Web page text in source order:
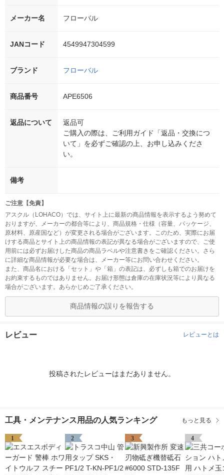
メーカー名 フローバル
JANコード 4549947304599
ブランド フローバル
商品番号 APE6506
返品について
返品可
ご購入の際は、ご利用ガイド「返品・交換につ
いて」を必ずご確認の上、お申し込みくださ
い。
備考
ご注意【免責】
アスクル（LOHACO）では、サイト上に最新の商品情報を表示するよう努めて
おりますが、メーカーの都合等により、商品規格・仕様（容量、パッケージ、
原材料、原産国など）が変更される場合がございます。このため、実際にお届
けする商品とサイト上の商品情報の表記が異なる場合がございますので、ご使
用前には必ずお届けした商品の商品ラベルや注意書きをご確認ください。さら
に詳細な商品情報が必要な場合は、メーカー等にお問い合わせください。
また、商品名における「セット」や「箱」の表記は、必ずしも箱でのお届けを
お約束するものではありません。お届け形態は倉庫の在庫状況等により異なる
場合がございます。あらかじめご了承ください。
商品情報の誤りを報告する
レビュー レビューとは
投稿されたレビューはまだありません。
工具・メンテナンス用品の人気ランキング もっと見る
1 2 3 4